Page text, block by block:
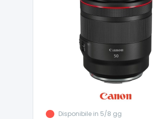
Disponibile in 5/8 gg